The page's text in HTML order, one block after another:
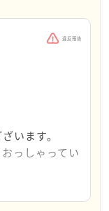
いと思ってし
のではありませ
を覚えるの
ているのは物
だと思いま
らいいか迷い
るという意味
離れるのはつら
違反報告
います。
っしゃってい
気がします。
そうかもしれ